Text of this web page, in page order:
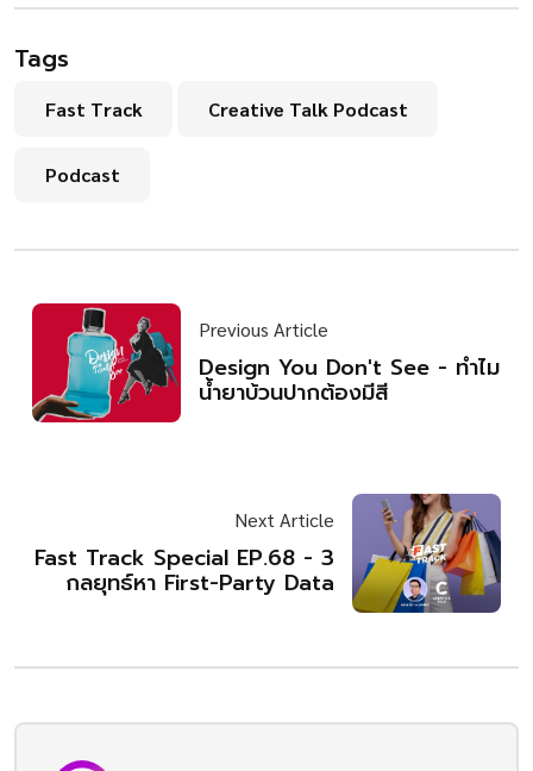
Tags
Fast Track Creative Talk Podcast
Podcast
Previous Article
Design You Don't See - ทำไม
น้ำยาบ้วนปากต้องมีสี
Next Article
Fast Track Special EP.68 - 3
กลยุทธ์หา First-Party Data